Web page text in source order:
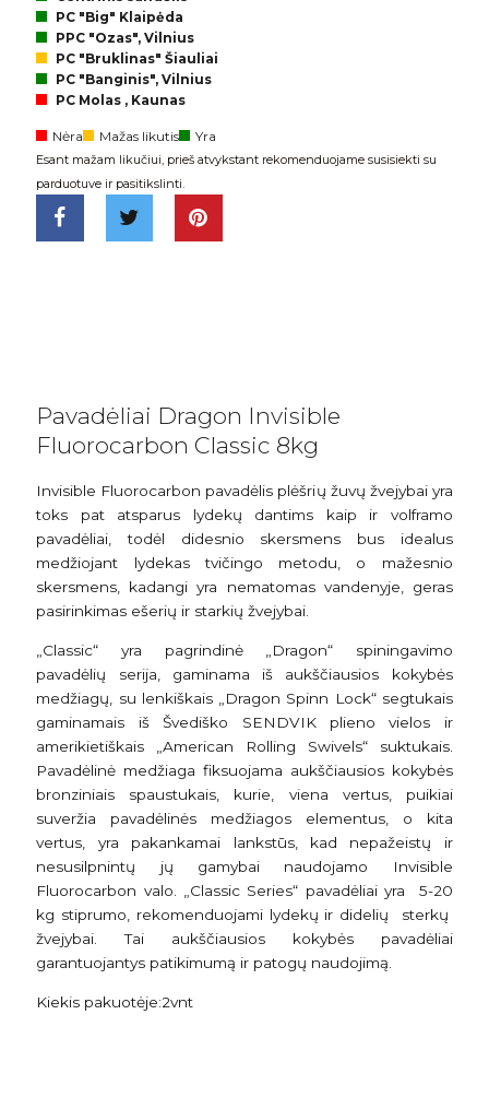
PC "Big" Klaipėda
PPC "Ozas", Vilnius
PC "Bruklinas" Šiauliai
PC "Banginis", Vilnius
PC Molas , Kaunas
Nėra Mažas likutis Yra
Esant mažam likučiui, prieš atvykstant rekomenduojame susisiekti su
parduotuve ir pasitikslinti.
Pavadėliai Dragon Invisible
Fluorocarbon Classic 8kg
Invisible Fluorocarbon pavadėlis plėšrių žuvų žvejybai yra
toks pat atsparus lydekų dantims kaip ir volframo
pavadėliai, todėl didesnio skersmens bus idealus
medžiojant lydekas tvičingo metodu, o mažesnio
skersmens, kadangi yra nematomas vandenyje, geras
pasirinkimas ešerių ir starkių žvejybai.
„Classic“ yra pagrindinė „Dragon“ spiningavimo
pavadėlių serija, gaminama iš aukščiausios kokybės
medžiagų, su lenkiškais „Dragon Spinn Lock“ segtukais
gaminamais iš Švediško SENDVIK plieno vielos ir
amerikietiškais „American Rolling Swivels“ suktukais.
Pavadėlinė medžiaga fiksuojama aukščiausios kokybės
bronziniais spaustukais, kurie, viena vertus, puikiai
suveržia pavadėlinės medžiagos elementus, o kita
vertus, yra pakankamai lankstūs, kad nepažeistų ir
nesusilpnintų jų gamybai naudojamo Invisible
Fluorocarbon valo. „Classic Series“ pavadėliai yra 5-20
kg stiprumo, rekomenduojami lydekų ir didelių sterkų
žvejybai. Tai aukščiausios kokybės pavadėliai
garantuojantys patikimumą ir patogų naudojimą.
Kiekis pakuotėje:2vnt